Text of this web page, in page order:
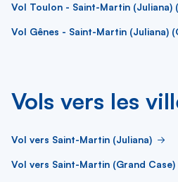
Vol Toulon - Saint-Martin (Juliana)
Vol Gênes - Saint-Martin (Juliana)
Vols vers les
Vol vers Saint-Martin (Juliana)
Vol vers Saint-Martin (Grand Case)